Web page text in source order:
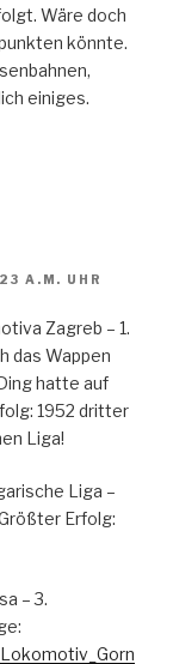
Wäre doch
könnte.
einiges.
A.M. UHR
Zagreb – 1.
das Wappen
hatte auf
1952 dritter
Liga!
Liga –
Erfolg:
– 3.